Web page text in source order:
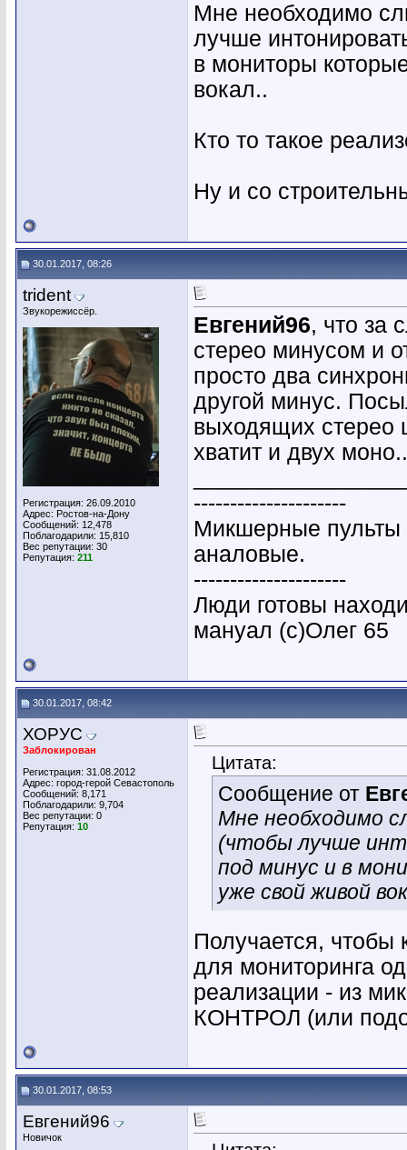
Мне необходимо
лучше
в мониторы
вокал..
Кто то такое
Ну и со
30.01.2017, 08:26
trident
Звукорежиссёр.
Регистрация: 26.09.2010
Адрес: Ростов-на-Дону
Сообщений: 12,478
Поблагодарили: 15,810
Вес репутации: 30
Репутация: 211
Евгений96, что за
стерео минусом и
просто два
другой минус.
выходящих стерео
хватит и двух моно..
---------------------
Микшерные пульты
аналовые.
---------------------
Люди готовы
мануал (с)Олег 65
30.01.2017, 08:42
ХОРУС
Заблокирован
Регистрация: 31.08.2012
Адрес: город-герой Севастополь
Сообщений: 8,171
Поблагодарили: 9,704
Вес репутации: 0
Репутация: 10
Цитата:
Сообщение от
Мне необходимо
(чтобы лучше
под минус и в
уже свой живой
Получается, чтобы
для мониторинга
реализации - из
КОНТРОЛ (или
30.01.2017, 08:53
Евгений96
Новичок